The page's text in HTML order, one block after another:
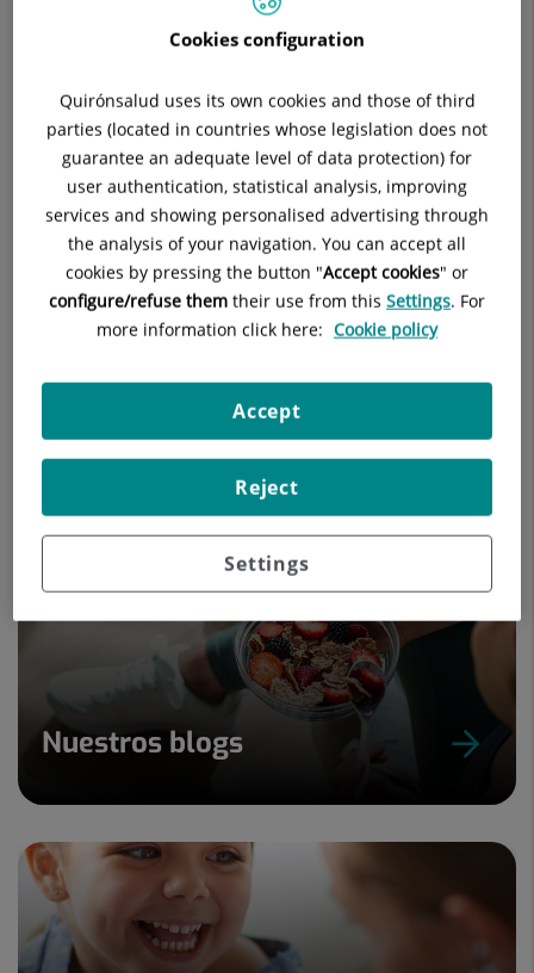
Del 5 al 10% de los varones mayores de 65 años son
patología la mayoría de veces asintomática, que puede ser
potencialmente mortal. Una masa pulsátil detectada durante
una rutinaria palpación del abdomen, una sensación de
latido por el paciente, o el hallazgo fortuito durante una
exploración radiológica por otra causa nos puede hacer
sopechar de la posibilidad de una aorta dilatada.
El diagnóstico precoz, seguimiento, y en caso necesario
tratamiento quirúrgico o endovascular de dicha patología
supone un cambio espectacular en el pronóstico de estos
Nuestros blogs
Cookies configuration
Quirónsalud uses its own cookies and those of third
parties (located in countries whose legislation does not
guarantee an adequate level of data protection) for
user authentication, statistical analysis, improving
services and showing personalised advertising through
the analysis of your navigation. You can accept all
cookies by pressing the button "Accept cookies" or
configure/refuse them their use from this Settings. For
more information click here: Cookie policy
Settings
Reject
Accept